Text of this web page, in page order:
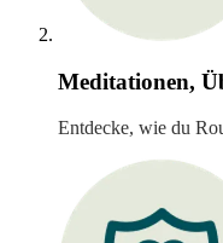
Meditationen,
Entdecke, wie du